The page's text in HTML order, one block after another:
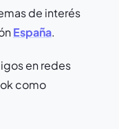
de interés
España.
en redes
como